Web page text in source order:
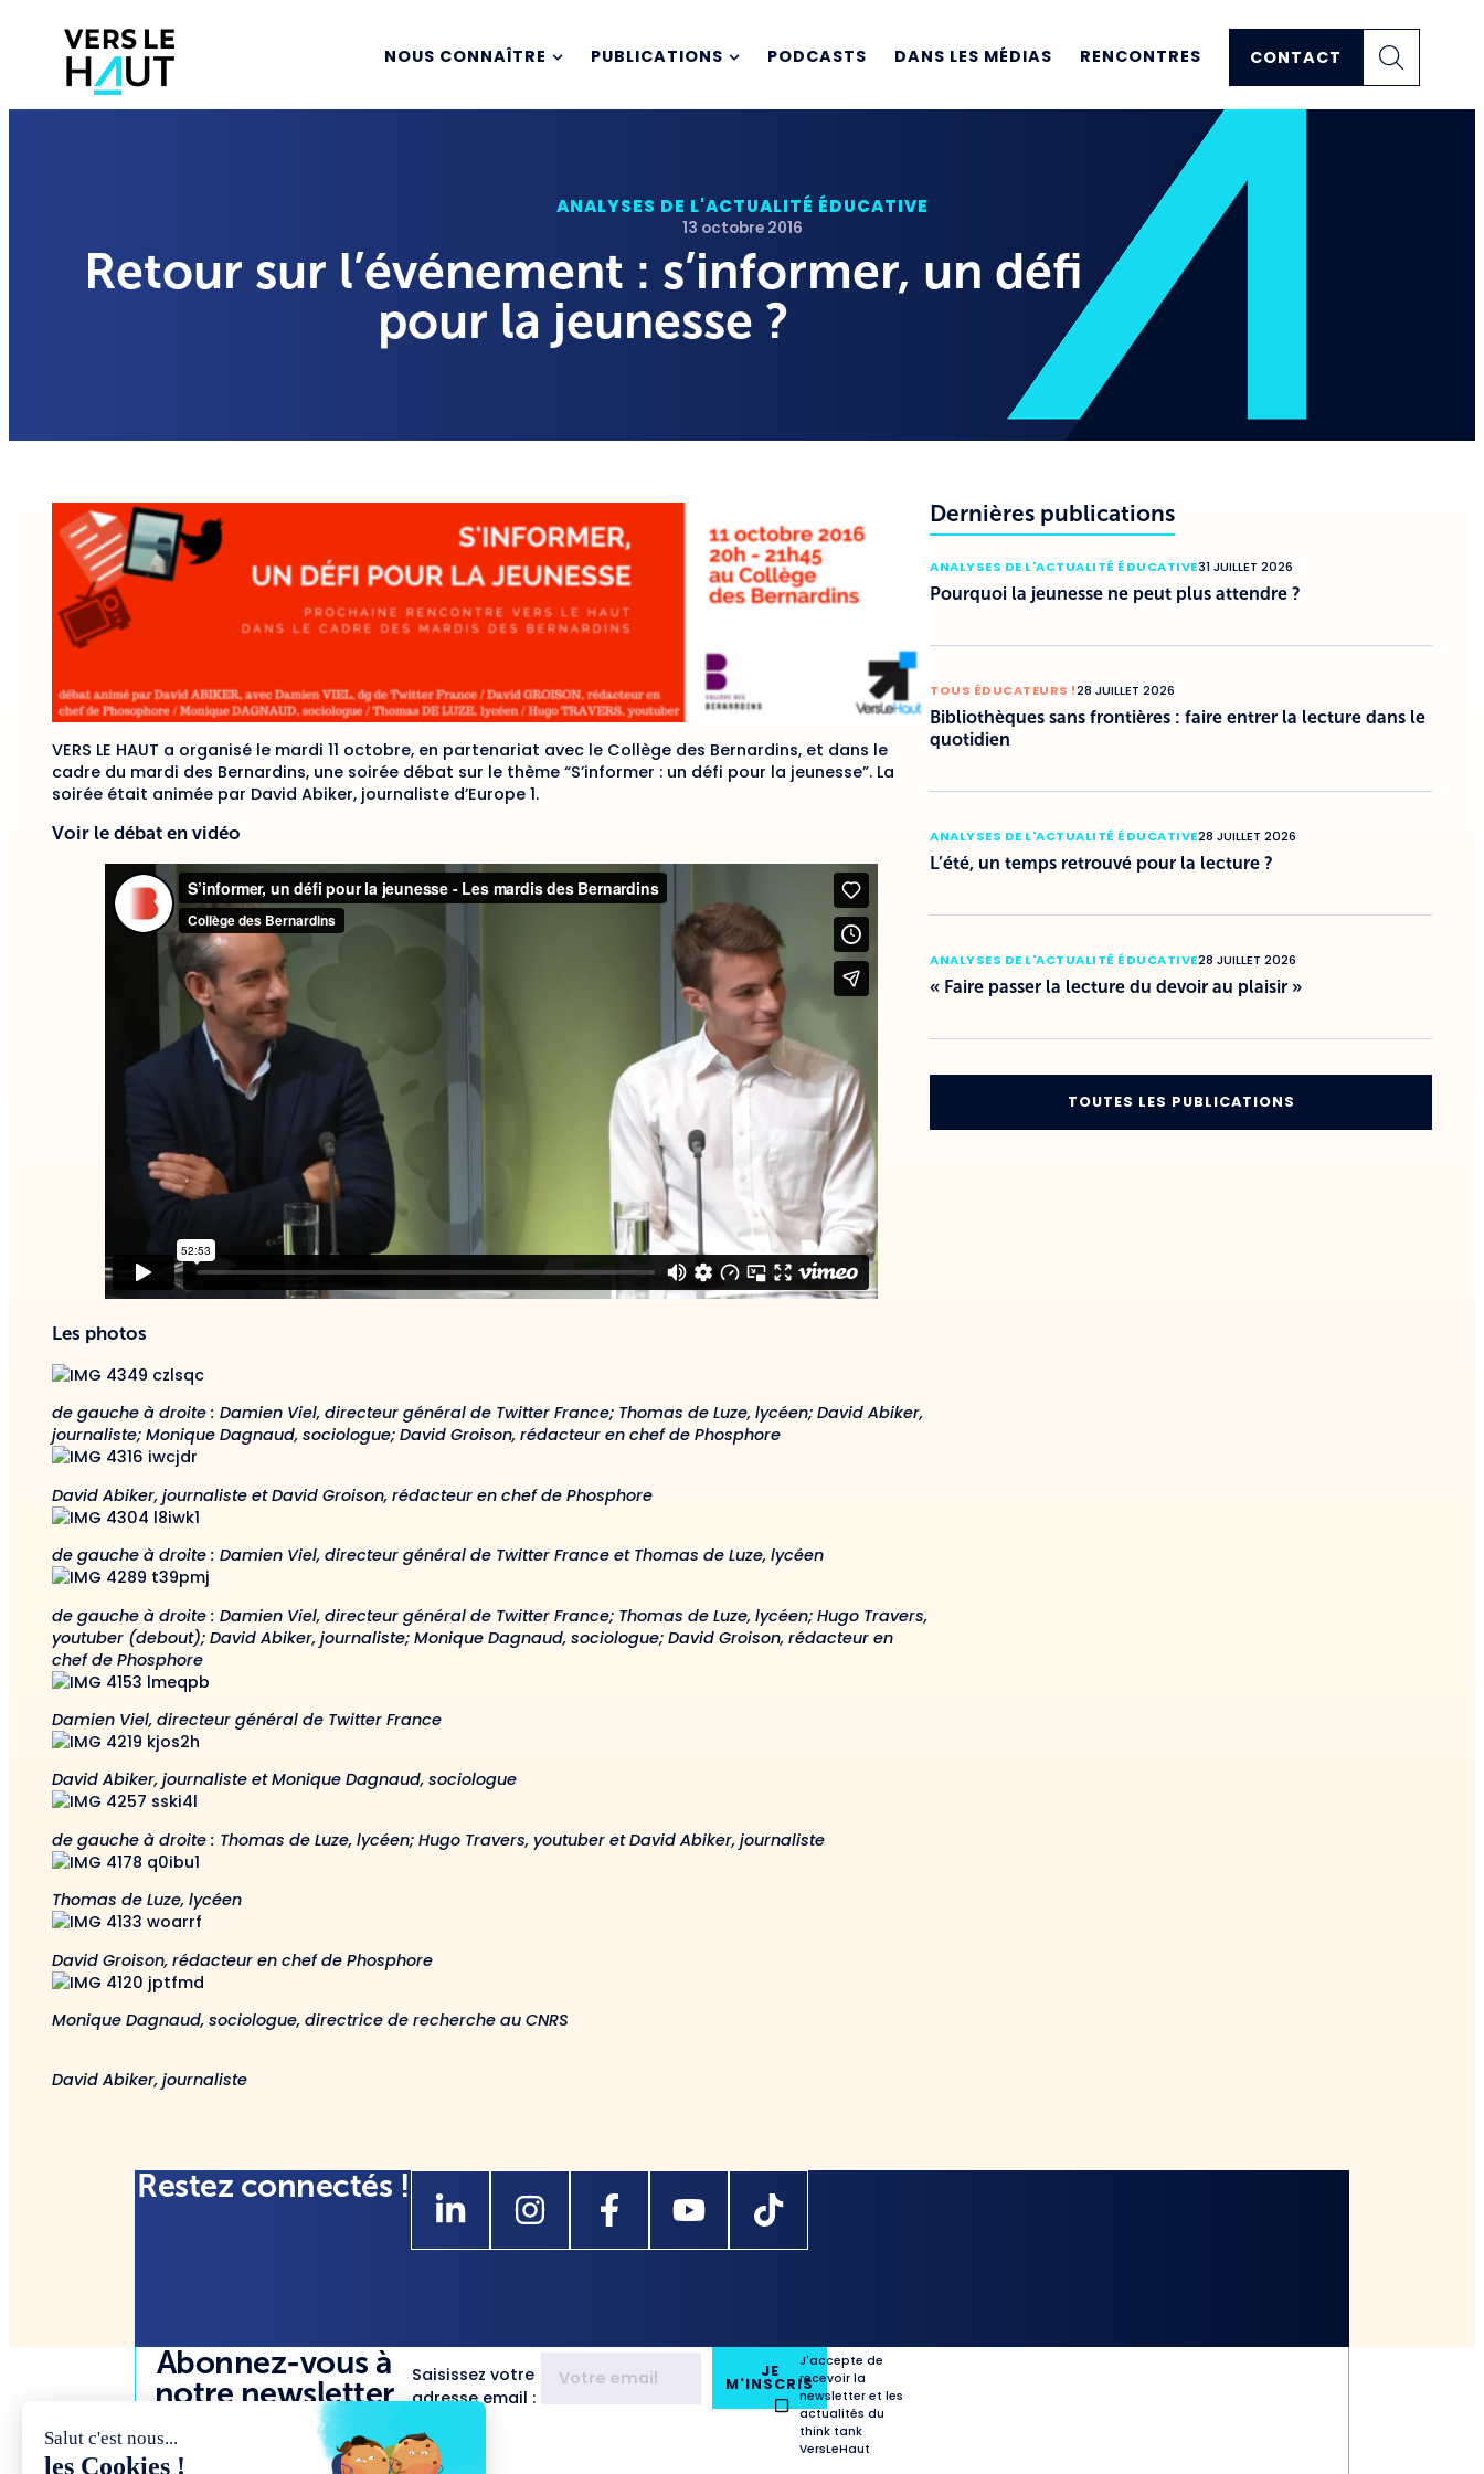
NOUS CONNAÎTRE PUBLICATIONS PODCASTS DANS LES MÉDIAS RENCONTRES CONTACT
ANALYSES DE L'ACTUALITÉ ÉDUCATIVE
13 octobre 2016
Retour sur l’événement : s’informer, un défi
pour la jeunesse ?
VERS LE HAUT a organisé le mardi 11 octobre, en partenariat avec le Collège des Bernardins, et dans le
cadre du mardi des Bernardins, une soirée débat sur le thème “S’informer : un défi pour la jeunesse”. La
soirée était animée par David Abiker, journaliste d’Europe 1.
Voir le débat en vidéo
Les photos
de gauche à droite : Damien Viel, directeur général de Twitter France; Thomas de Luze, lycéen; David Abiker,
journaliste; Monique Dagnaud, sociologue; David Groison, rédacteur en chef de Phosphore
David Abiker, journaliste et David Groison, rédacteur en chef de Phosphore
de gauche à droite : Damien Viel, directeur général de Twitter France et Thomas de Luze, lycéen
de gauche à droite : Damien Viel, directeur général de Twitter France; Thomas de Luze, lycéen; Hugo Travers,
youtuber (debout); David Abiker, journaliste; Monique Dagnaud, sociologue; David Groison, rédacteur en
chef de Phosphore
Damien Viel, directeur général de Twitter France
David Abiker, journaliste et Monique Dagnaud, sociologue
de gauche à droite : Thomas de Luze, lycéen; Hugo Travers, youtuber et David Abiker, journaliste
Thomas de Luze, lycéen
David Groison, rédacteur en chef de Phosphore
Monique Dagnaud, sociologue, directrice de recherche au CNRS
David Abiker, journaliste
Dernières publications
ANALYSES DE L'ACTUALITÉ ÉDUCATIVE31 JUILLET 2026
Pourquoi la jeunesse ne peut plus attendre ?
TOUS ÉDUCATEURS !28 JUILLET 2026
Bibliothèques sans frontières : faire entrer la lecture dans le
quotidien
ANALYSES DE L'ACTUALITÉ ÉDUCATIVE28 JUILLET 2026
L’été, un temps retrouvé pour la lecture ?
ANALYSES DE L'ACTUALITÉ ÉDUCATIVE28 JUILLET 2026
« Faire passer la lecture du devoir au plaisir »
TOUTES LES PUBLICATIONS
Restez connectés !
Abonnez-vous à
notre newsletter
Saisissez votre
adresse email :
JE
M'INSCRIS
J'accepte de
recevoir la
newsletter et les
actualités du
think tank
VersLeHaut